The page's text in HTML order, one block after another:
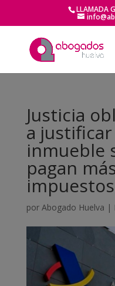
LLAMADA
Justicia
a
inmueble
pagan
por Abogado Huelva |